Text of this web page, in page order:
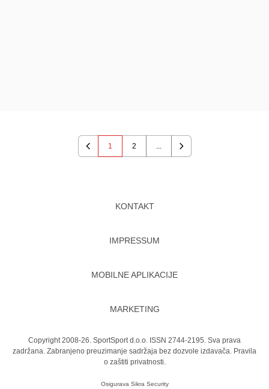
Previous
1 2 ...
Next
KONTAKT
IMPRESSUM
MOBILNE APLIKACIJE
MARKETING
Copyright 2008-26. SportSport d.o.o. ISSN 2744-2195. Sva prava
zadržana. Zabranjeno preuzimanje sadržaja bez dozvole izdavača. Pravila
o zaštiti privatnosti.
Osigurava Sikra Security